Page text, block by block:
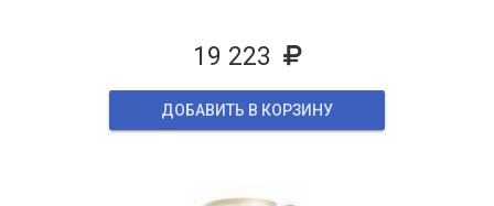
19 223
ДОБАВИТЬ В КОРЗИНУ